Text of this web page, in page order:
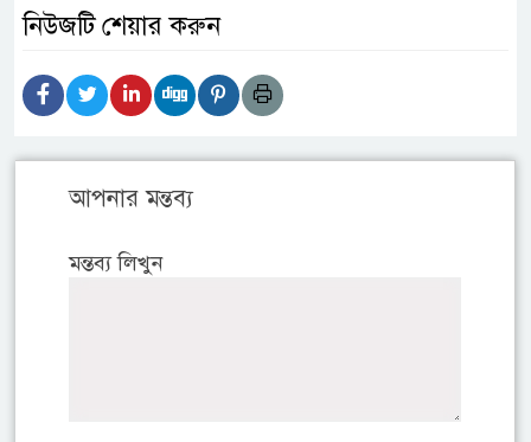
নিউজটি শেয়ার করুন
আপনার মন্তব্য
মন্তব্য লিখুন